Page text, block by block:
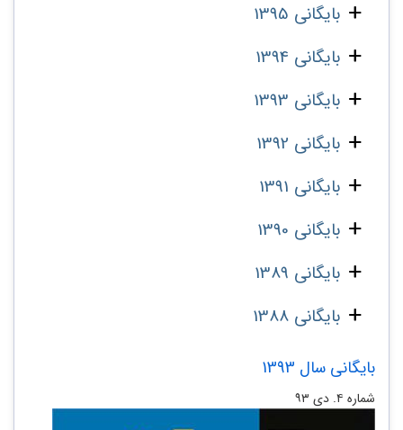
بایگانی 1395
بایگانی 1394
بایگانی 1393
بایگانی 1392
بایگانی 1391
بایگانی 1390
بایگانی 1389
بایگانی 1388
بایگانی سال 1393
شماره ۴. دی ۹۳